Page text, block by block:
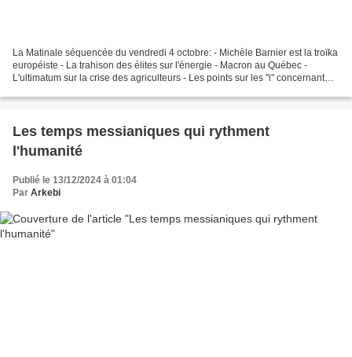
La Matinale séquencée du vendredi 4 octobre: - Michèle Barnier est la troïka
européiste - La trahison des élites sur l'énergie - Macron au Québec -
L'ultimatum sur la crise des agriculteurs - Les points sur les "i" concernant
Les temps messianiques qui rythment
l'humanité
Publié le 13/12/2024 à 01:04
Par Arkebi